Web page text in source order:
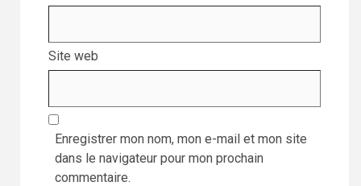
Site web
Enregistrer mon nom, mon e-mail et mon site
dans le navigateur pour mon prochain
commentaire.